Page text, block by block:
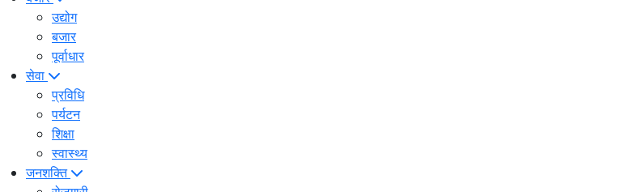
उद्योग
बजार
पूर्वाधार
सेवा
प्रविधि
पर्यटन
शिक्षा
स्वास्थ्य
जनशक्ति